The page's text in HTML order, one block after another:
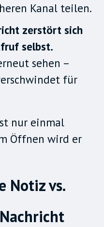
Kanal teilen.
zerstört sich
selbst.
sehen –
für
nur einmal
Öffnen wird er
Notiz vs.